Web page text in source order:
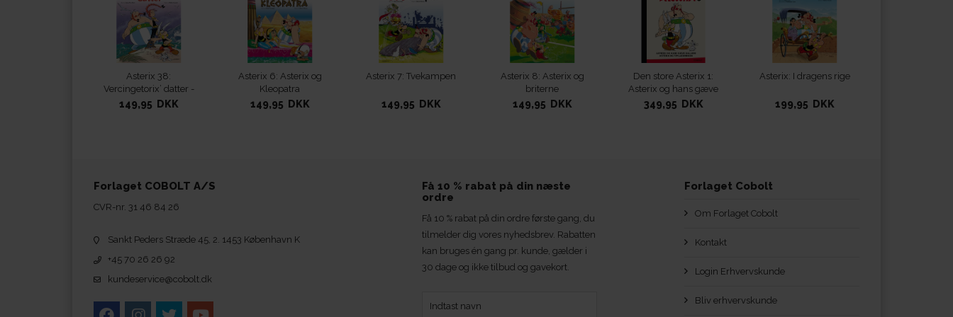
Asterix 38:
Vercingetorix’ datter -
softcover
149,95 DKK
Asterix 6: Asterix og
Kleopatra
149,95 DKK
Asterix 7: Tvekampen
149,95 DKK
Asterix 8: Asterix og
briterne
149,95 DKK
Den store Asterix 1:
Asterix og hans gæve
gallere - Asterix og
349,95 DKK
Asterix: I dragens rige
199,95 DKK
Forlaget COBOLT A/S
CVR-nr. 31 46 84 26
Sankt Peders Stræde 45, 2. 1453 København K
+45 70 26 26 92
kundeservice@cobolt.dk
Få 10 % rabat på din næste
ordre
Få 10 % rabat på din ordre første gang, du
tilmelder dig vores nyhedsbrev. Rabatten
kan bruges én gang pr. kunde, gælder i
30 dage og ikke tilbud og gavekort.
Forlaget Cobolt
Om Forlaget Cobolt
Kontakt
Login Erhvervskunde
Bliv erhvervskunde